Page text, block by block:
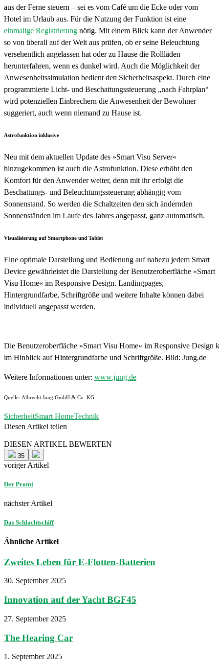
aus der Ferne steuern – sei es vom Café um die Ecke oder vom
Hotel im Urlaub aus. Für die Nutzung der Funktion ist eine
einmalige Registrierung nötig. Mit einem Blick kann der Anwender
so von überall auf der Welt aus prüfen, ob er seine Beleuchtung
versehentlich angelassen hat oder zu Hause die Rollläden
herunterfahren, wenn es dunkel wird. Auch die Möglichkeit der
Anwesenheitssimulation bedient den Sicherheitsaspekt. Durch eine
programmierte Licht- und Beschattungssteuerung „nach Fahrplan“
wird potenziellen Einbrechern die Anwesenheit der Bewohner
suggeriert, auch wenn niemand zu Hause ist.
Astrofunktion inklusive
Neu mit dem aktuellen Update des »Smart Visu Server«
hinzugekommen ist auch die Astrofunktion. Diese erhöht den
Komfort für den Anwender weiter, denn mit ihr erfolgt die
Beschattungs- und Beleuchtungssteuerung abhängig vom
Sonnenstand. So werden die Schaltzeiten den sich ändernden
Sonnenständen im Laufe des Jahres angepasst, ganz automatisch.
Visualisierung auf Smartphone und Tablet
Eine optimale Darstellung und Bedienung auf nahezu jedem Smart
Device gewährleistet die Darstellung der Benutzeroberfläche »Smart
Visu Home« im Responsive Design. Landingpages,
Hintergrundfarbe, Schriftgröße und weitere Inhalte können dabei
individuell angepasst werden.
Die Benutzeroberfläche »Smart Visu Home« im Responsive
im Hinblick auf Hintergrundfarbe und Schriftgröße. Bild: Jung.de
Weitere Informationen unter: www.jung.de
Quelle: Albrecht Jung GmbH & Co. KG
SicherheitSmart HomeTechnik
Diesen Artikel teilen
DIESEN ARTIKEL BEWERTEN
35
voriger Artikel
Der Promi
nächster Artikel
Das Schlachtschiff
Ähnliche Artikel
Zweites Leben für E-Flotten-Batterien
30. September 2025
Innovation auf der Yacht BGF45
27. September 2025
The Hearing Car
1. September 2025